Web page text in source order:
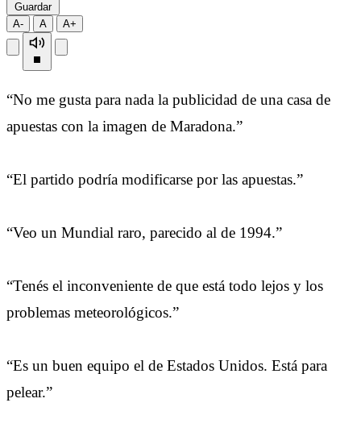
Guardar
A-
A A+
“No me gusta para nada la publicidad de una casa de
apuestas con la imagen de Maradona.”
“El partido podría modificarse por las apuestas.”
“Veo un Mundial raro, parecido al de 1994.”
“Tenés el inconveniente de que está todo lejos y los
problemas meteorológicos.”
“Es un buen equipo el de Estados Unidos. Está para
pelear.”